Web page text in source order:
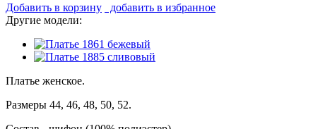
Добавить в корзину
добавить в избранное
Другие модели:
Платье женское.
Размеры 44, 46, 48, 50, 52.